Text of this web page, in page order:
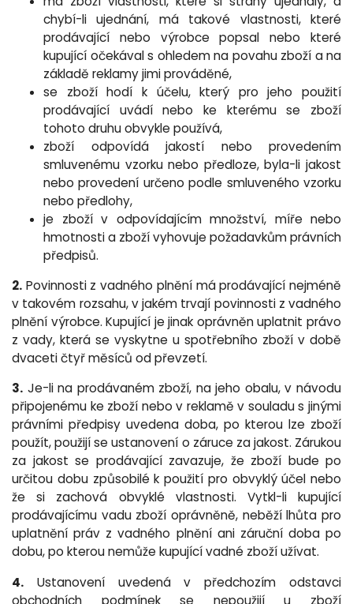
chybí-li ujednání, má takové vlastnosti, které
prodávající nebo výrobce popsal nebo které
kupující očekával s ohledem na povahu zboží a na
základě reklamy jimi prováděné,
se zboží hodí k účelu, který pro jeho použití
prodávající uvádí nebo ke kterému se zboží
tohoto druhu obvykle používá,
zboží odpovídá jakostí nebo provedením
smluvenému vzorku nebo předloze, byla-li jakost
nebo provedení určeno podle smluveného vzorku
nebo předlohy,
je zboží v odpovídajícím množství, míře nebo
hmotnosti a zboží vyhovuje požadavkům právních
předpisů.
2. Povinnosti z vadného plnění má prodávající nejméně
v takovém rozsahu, v jakém trvají povinnosti z vadného
plnění výrobce. Kupující je jinak oprávněn uplatnit právo
z vady, která se vyskytne u spotřebního zboží v době
dvaceti čtyř měsíců od převzetí.
3. Je-li na prodávaném zboží, na jeho obalu, v návodu
připojenému ke zboží nebo v reklamě v souladu s jinými
právními předpisy uvedena doba, po kterou lze zboží
použít, použijí se ustanovení o záruce za jakost. Zárukou
za jakost se prodávající zavazuje, že zboží bude po
určitou dobu způsobilé k použití pro obvyklý účel nebo
že si zachová obvyklé vlastnosti. Vytkl-li kupující
prodávajícímu vadu zboží oprávněně, neběží lhůta pro
uplatnění práv z vadného plnění ani záruční doba po
dobu, po kterou nemůže kupující vadné zboží užívat.
4. Ustanovení uvedená v předchozím odstavci
obchodních podmínek se nepoužijí u zboží